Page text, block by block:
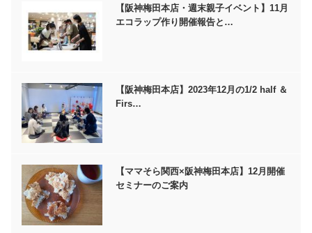
【阪神梅田本店・週末親子イベント】11月
エコラップ作り開催報告と…
【阪神梅田本店】2023年12月の1/2 half ＆
Firs…
【ママそら関西×阪神梅田本店】12月開催
セミナーのご案内